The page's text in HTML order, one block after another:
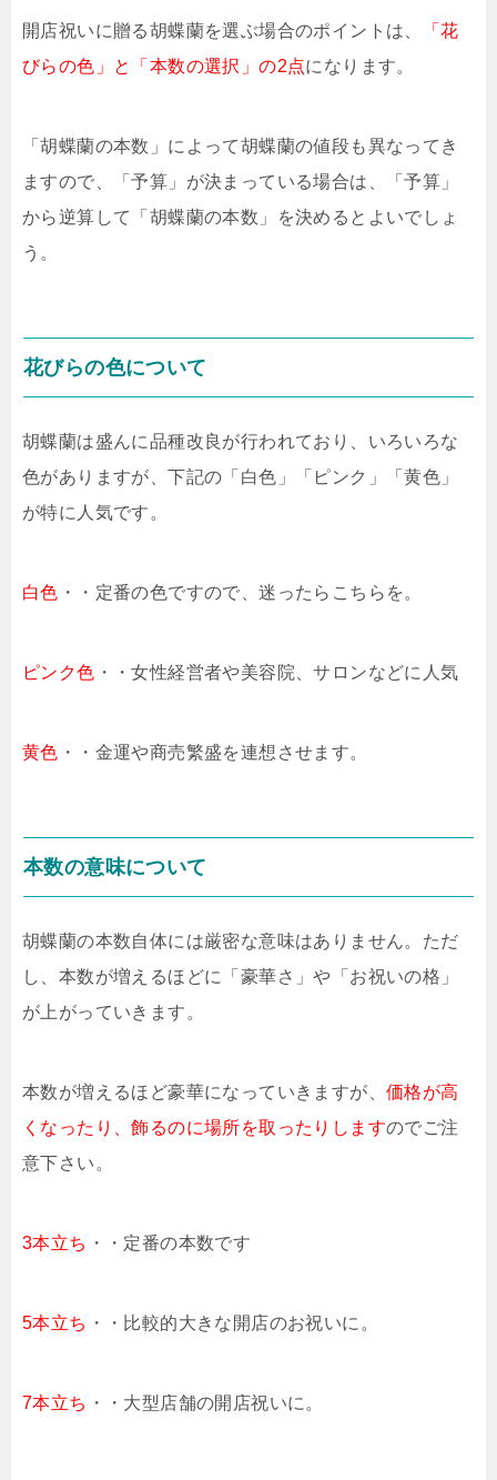
開店祝いに贈る胡蝶蘭を選ぶ場合のポイントは、
「花
びらの色」と「本数の選択」の2点になります。
「胡蝶蘭の本数」によって胡蝶蘭の値段も異なってき
ますので、「予算」が決まっている場合は、「予算」
から逆算して「胡蝶蘭の本数」を決めるとよいでしょ
う。
花びらの色について
胡蝶蘭は盛んに品種改良が行われており、いろいろな
色がありますが、下記の「白色」「ピンク」「黄色」
が特に人気です。
白色 ・・定番の色ですので、迷ったらこちらを。
ピンク色 ・・女性経営者や美容院、サロンなどに人気
黄色 ・・金運や商売繁盛を連想させます。
本数の意味について
胡蝶蘭の本数自体には厳密な意味はありません。ただ
し、本数が増えるほどに「豪華さ」や「お祝いの格」
が上がっていきます。
本数が増えるほど豪華になっていきますが、 価格が高
くなったり、飾るのに場所を取ったりしますのでご注
意下さい。
3本立ち ・・定番の本数です
5本立ち ・・比較的大きな開店のお祝いに。
7本立ち ・・大型店舗の開店祝いに。